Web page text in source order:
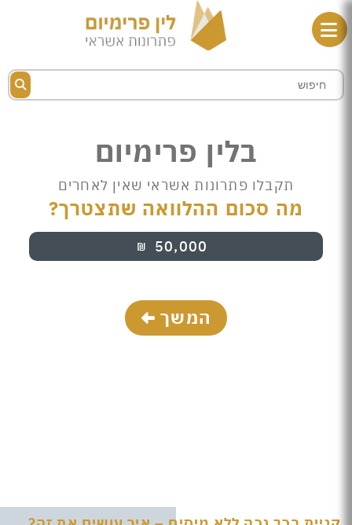
בלין פרימיום
תקבלו פתרונות אשראי שאין לאחרים
מה סכום ההלוואה שתצטרך?
50,000
₪
המשך